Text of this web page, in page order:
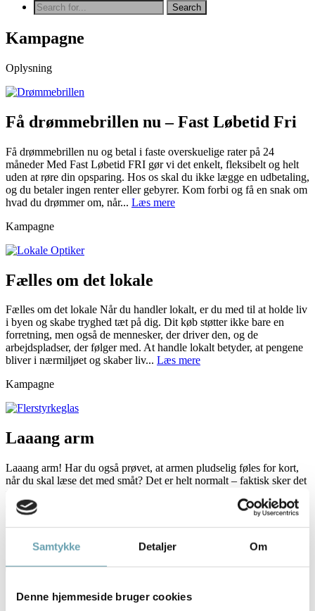
Samtykke Detaljer Om
Denne hjemmeside bruger cookies
Kampagne
Oplysning
Få drømmebrillen nu – Fast Løbetid Fri
Få drømmebrillen nu og betal i faste overskuelige rater på 24
måneder Med Fast Løbetid FRI gør vi det enkelt, fleksibelt og helt
uden at røre din opsparing. Hos os skal du ikke lægge en udbetaling,
og du betaler ingen renter eller gebyrer. Kom forbi og få en snak om
hvad du drømmer om, når... Læs mere
Kampagne
Fælles om det lokale
Fælles om det lokale Når du handler lokalt, er du med til at holde liv
i byen og skabe tryghed tæt på dig. Dit køb støtter ikke bare en
forretning, men også de mennesker, der driver den, og de
arbejdspladser, der følger med. At handle lokalt betyder, at pengene
bliver i nærmiljøet og skaber liv... Læs mere
Kampagne
Laaang arm
Laaang arm! Har du også prøvet, at armen pludselig føles for kort,
når du skal læse det med småt? Det er helt normalt – faktisk sker det
for os alle sammen med alderen. Øjets linse bliver mindre fleksibel,
og så bliver det sværere at se skarpt tæt på. Det kaldes alderssyn
(eller presbyopi), og det...
Kampagne
Sports Briller